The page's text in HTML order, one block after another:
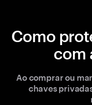
Como
com
Ao comprar ou
chaves